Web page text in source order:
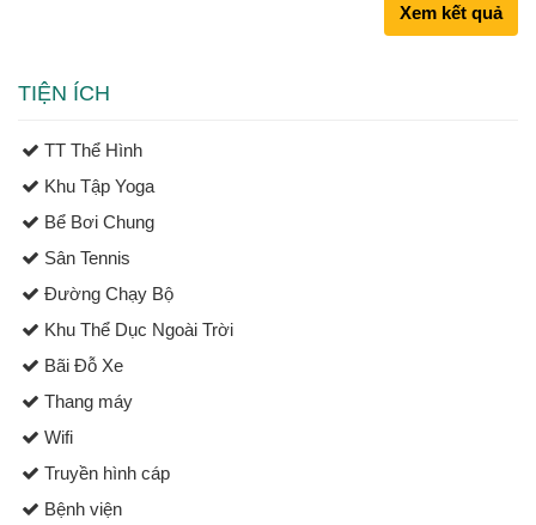
Xem kết quả
TIỆN ÍCH
TT Thể Hình
Khu Tập Yoga
Bể Bơi Chung
Sân Tennis
Đường Chạy Bộ
Khu Thể Dục Ngoài Trời
Bãi Đỗ Xe
Thang máy
Wifi
Truyền hình cáp
Bệnh viện